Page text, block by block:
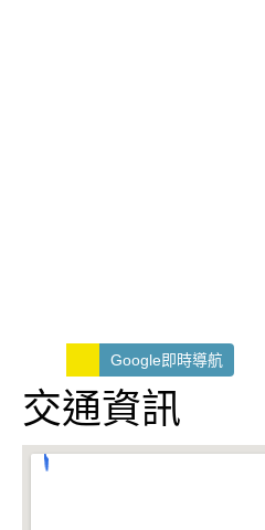
Google即時導航
交通資訊